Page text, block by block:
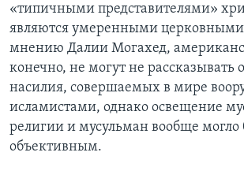
«типичными представителями»
являются умеренными
мнению Далии Могахед,
конечно, не могут не рассказывать
насилия, совершаемых в мире
исламистами, однако освещение
религии и мусульман вообще могло
объективным.